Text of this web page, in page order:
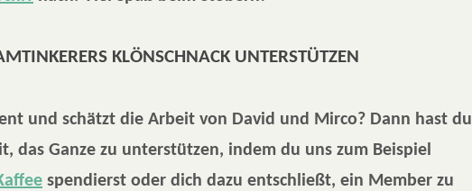
KLÖNSCHNACK UNTERSTÜTZEN
und schätzt die Arbeit von David und Mirco? Dann hast du
das Ganze zu unterstützen, indem du uns zum Beispiel
spendierst oder dich dazu entschließt, ein Member zu